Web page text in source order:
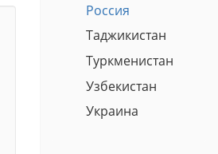
Россия
Таджикистан
Туркменистан
Узбекистан
Украина